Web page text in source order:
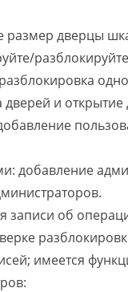
дверцы
и
добавление
об
имеется